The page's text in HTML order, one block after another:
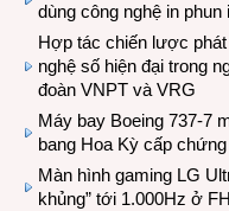
dùng công nghệ in
Hợp tác chiến lược
nghệ số hiện đại trong
đoàn VNPT và VRG
Máy bay Boeing 737-7
bang Hoa Kỳ cấp
Màn hình gaming LG
khủng” tới 1.000Hz ở